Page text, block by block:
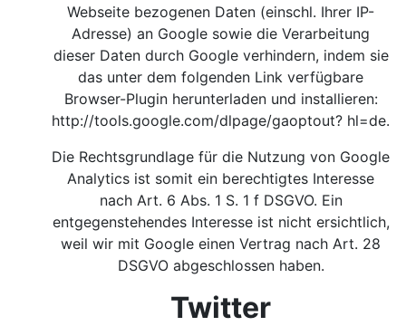
Webseite bezogenen Daten (einschl. Ihrer IP-
Adresse) an Google sowie die Verarbeitung
dieser Daten durch Google verhindern, indem sie
das unter dem folgenden Link verfügbare
Browser-Plugin herunterladen und installieren:
http://tools.google.com/dlpage/gaoptout? hl=de.
Die Rechtsgrundlage für die Nutzung von Google
Analytics ist somit ein berechtigtes Interesse
nach Art. 6 Abs. 1 S. 1 f DSGVO. Ein
entgegenstehendes Interesse ist nicht ersichtlich,
weil wir mit Google einen Vertrag nach Art. 28
DSGVO abgeschlossen haben.
Twitter